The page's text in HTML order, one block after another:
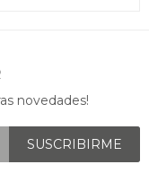
novedades!
SUSCRIBIRME